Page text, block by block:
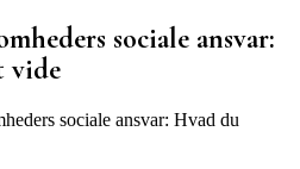
sociale ansvar:
vide